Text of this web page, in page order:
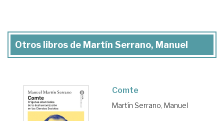
Otros libros de Martín Serrano, Manuel
Comte
Martín Serrano, Manuel